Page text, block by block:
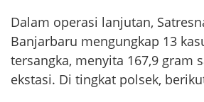
Dalam operasi lanjutan,
Banjarbaru mengungkap 13
tersangka, menyita 167,9 gram
ekstasi. Di tingkat polsek,